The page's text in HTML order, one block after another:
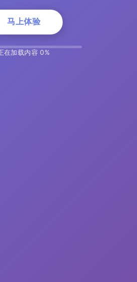
马上体验
在加载内容 5%